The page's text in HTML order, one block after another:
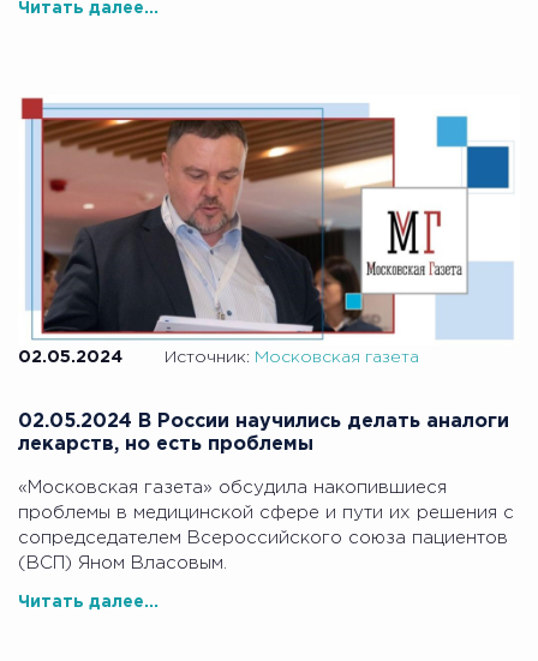
Читать далее...
02.05.2024 Источник: Московская газета
02.05.2024 В России научились делать аналоги
лекарств, но есть проблемы
«Московская газета» обсудила накопившиеся
проблемы в медицинской сфере и пути их решения с
сопредседателем Всероссийского союза пациентов
(ВСП) Яном Власовым.
Читать далее...